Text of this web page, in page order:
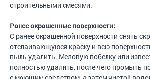
строительными смесями.
Ранее окрашенные поверхности:
С ранее окрашенной поверхности снять
отслаивающуюся краску и всю
пыль удалить. Меловую побелку или
полностью удалить, после чего промыть